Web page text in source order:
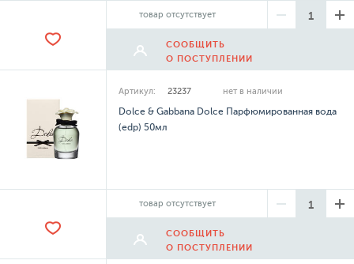
товар отсутствует
СООБЩИТЬ
О ПОСТУПЛЕНИИ
Артикул: 23237 нет в наличии
Dolce & Gabbana Dolce Парфюмированная вода
(edp) 50мл
товар отсутствует
СООБЩИТЬ
О ПОСТУПЛЕНИИ